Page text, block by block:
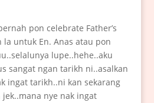
pon celebrate Father’s
untuk En. Anas atau pon
lupe..hehe..aku
sangat ngan tarikh ni..asalkan
ingat tarikh..ni kan sekarang
nye nak ingat